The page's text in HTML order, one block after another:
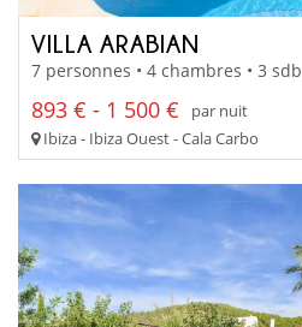
VILLA ARABIAN
7 personnes • 4 chambres • 3 sdb
893 € - 1 500 €
par nuit
Ibiza - Ibiza Ouest - Cala Carbo